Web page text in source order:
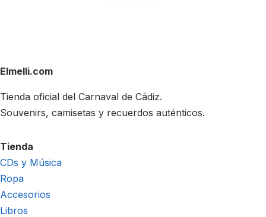
Elmelli.com
Tienda oficial del Carnaval de Cádiz.
Souvenirs, camisetas y recuerdos auténticos.
Tienda
CDs y Música
Ropa
Accesorios
Libros